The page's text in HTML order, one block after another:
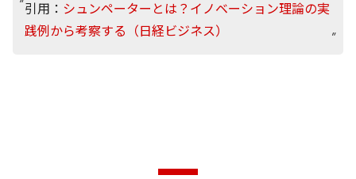
引用： シュンペーターとは？イノベーション理論の実
践例から考察する（日経ビジネス）